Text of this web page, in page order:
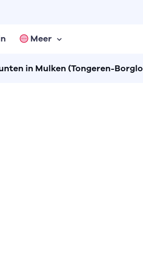
Meer
in Mulken (Tongeren-